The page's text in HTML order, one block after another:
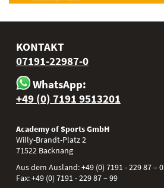
KONTAKT
07191-22987-0
WhatsApp:
+49 (0) 7191 9513201
Academy of Sports GmbH
Willy-Brandt-Platz 2
71522 Backnang
Aus dem Ausland:+49 (0) 7191 - 229 87 – 0
Fax:+49 (0) 7191 - 229 87 – 99